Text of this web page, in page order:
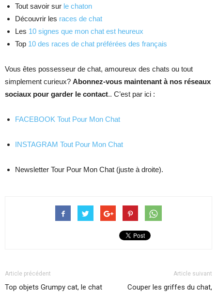
Tout savoir sur le chaton
Découvrir les races de chat
Les 10 signes que mon chat est heureux
Top 10 des races de chat préférées des français
Vous êtes possesseur de chat, amoureux des chats ou tout
simplement curieux? Abonnez-vous maintenant à nos réseaux
sociaux pour garder le contact.. C’est par ici :
FACEBOOK Tout Pour Mon Chat
INSTAGRAM Tout Pour Mon Chat
Newsletter Tour Pour Mon Chat (juste à droite).
Article précédent
Top objets Grumpy cat, le chat
Article suivant
Couper les griffes du chat,